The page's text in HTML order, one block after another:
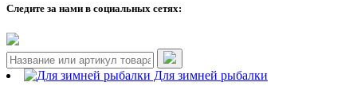
Следите за нами в социальных сетях:
Для зимней рыбалки